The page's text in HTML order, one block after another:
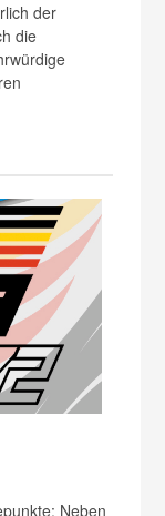
der
die
Neben